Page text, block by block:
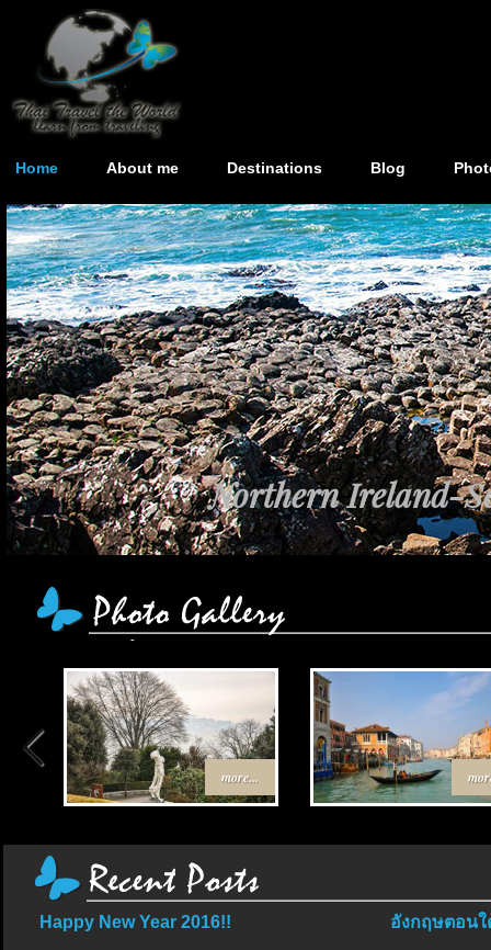
Home About me Destinations Blog
Northern Ireland-
เส้นทาง Egypt-
more...
Happy New Year 2016!! อังกฤษตอนใ